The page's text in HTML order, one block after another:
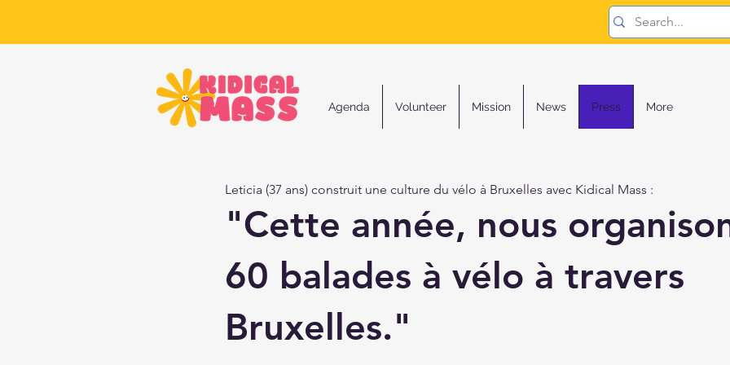
Agenda Volunteer Mission News Press More
Leticia (37 ans) construit une culture du vélo à Bruxelles avec Kidical Mass :
"Cette année, nous
60 balades à vélo à travers
Bruxelles."